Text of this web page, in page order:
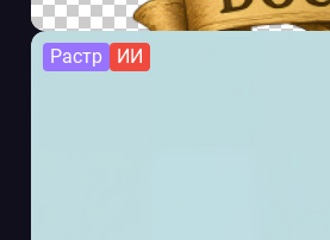
Растр ИИ